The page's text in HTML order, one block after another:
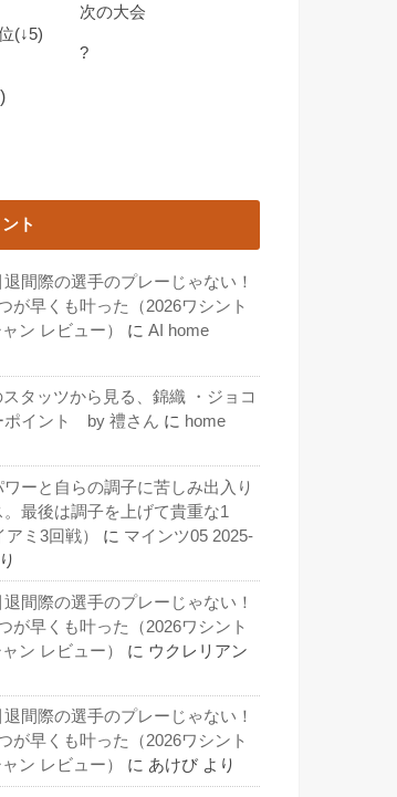
(↓5)
次の大会
?
ト
退間際の選手のプレーじゃない！
が早くも叶った（2026ワシント
ン レビュー）
に AI home
タッツから見る、錦織 ・ジョコ
ポイント by 禮さん に home
ーと自らの調子に苦しみ出入り
最後は調子を上げて貴重な1
ミ3回戦）
に マインツ05 2025-
退間際の選手のプレーじゃない！
が早くも叶った（2026ワシント
ン レビュー）
に ウクレリアン
退間際の選手のプレーじゃない！
が早くも叶った（2026ワシント
ン レビュー）
に あけび より